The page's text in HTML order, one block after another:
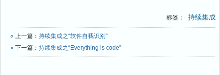
标签： 持续集成
« 上一篇： 持续集成之“软件自我识别”
» 下一篇： 持续集成之“Everything is code”